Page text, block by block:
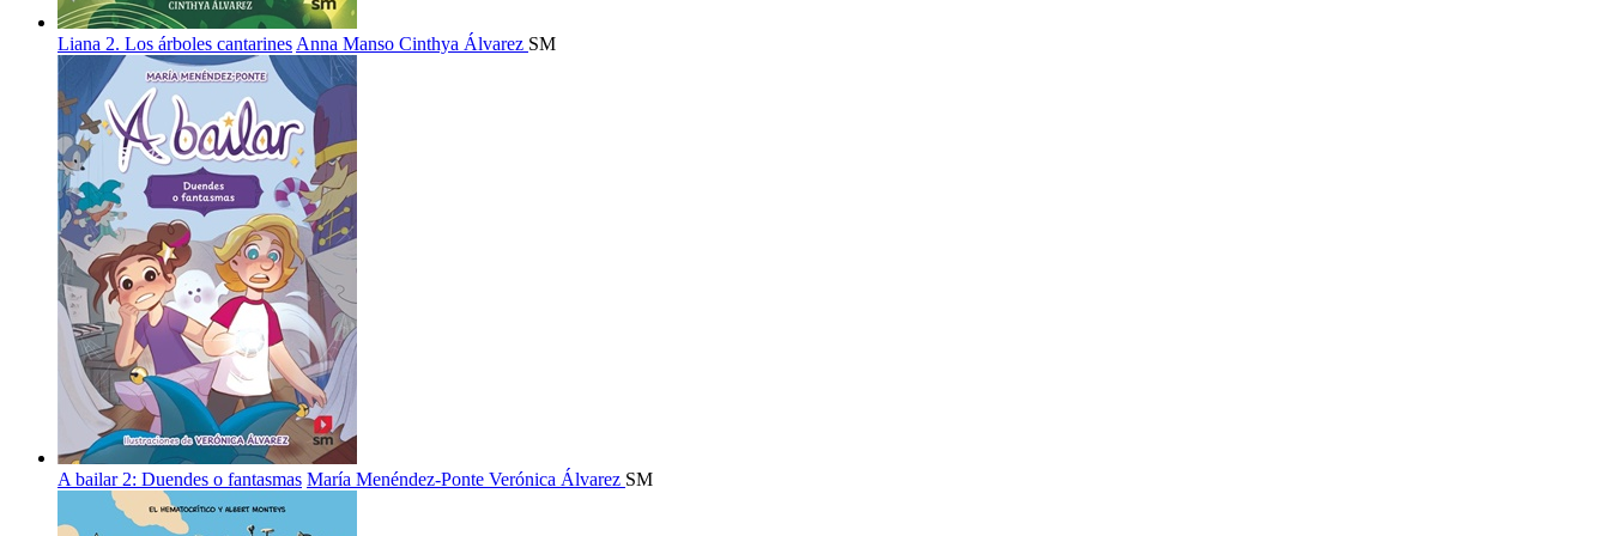
Liana 2. Los árboles cantarines Anna Manso Cinthya Álvarez SM
A bailar 2: Duendes o fantasmas María Menéndez-Ponte Verónica Álvarez SM